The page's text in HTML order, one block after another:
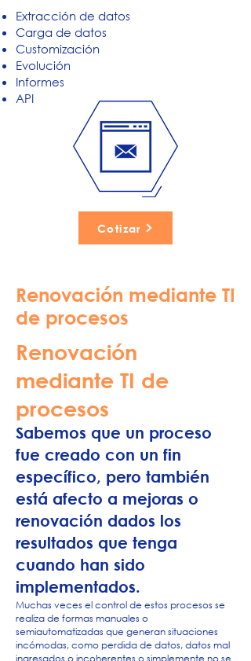
Extracción de datos
Carga de datos
Customización
Evolución
Informes
API
Cotizar
Renovación mediante TI
de procesos
Renovación
mediante TI de
procesos
Sabemos que un proceso
fue creado con un fin
específico, pero también
está afecto a mejoras o
renovación dados los
resultados que tenga
cuando han sido
implementados.
Muchas veces el control de estos procesos se
realiza de formas manuales o
semiautomatizadas que generan situaciones
incómodas, como perdida de datos, datos mal
ingresados o incoherentes o simplemente no se